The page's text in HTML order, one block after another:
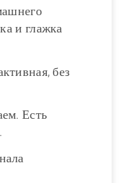
и глажка
без
Есть